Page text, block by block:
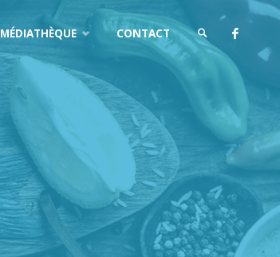
MÉDIATHÈQUE CONTACT
CHERCHER